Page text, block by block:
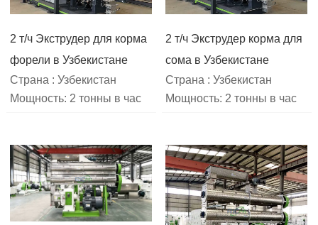
2 т/ч Экструдер для корма
форели в Узбекистане
Страна : Узбекистан
Мощность: 2 тонны в час
2 т/ч Экструдер корма для
сома в Узбекистане
Страна : Узбекистан
Мощность: 2 тонны в час